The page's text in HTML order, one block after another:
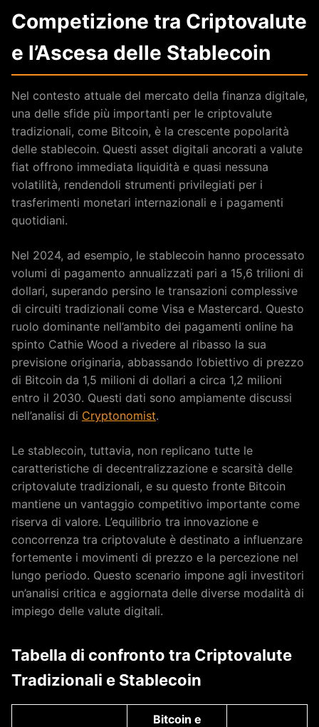
Competizione tra Criptovalute
e l’Ascesa delle Stablecoin
Nel contesto attuale del mercato della finanza digitale,
una delle sfide più importanti per le criptovalute
tradizionali, come Bitcoin, è la crescente popolarità
delle stablecoin. Questi asset digitali ancorati a valute
fiat offrono immediata liquidità e quasi nessuna
volatilità, rendendoli strumenti privilegiati per i
trasferimenti monetari internazionali e i pagamenti
quotidiani.
Nel 2024, ad esempio, le stablecoin hanno processato
volumi di pagamento annualizzati pari a 15,6 trilioni di
dollari, superando persino le transazioni complessive
di circuiti tradizionali come Visa e Mastercard. Questo
ruolo dominante nell’ambito dei pagamenti online ha
spinto Cathie Wood a rivedere al ribasso la sua
previsione originaria, abbassando l’obiettivo di prezzo
di Bitcoin da 1,5 milioni di dollari a circa 1,2 milioni
entro il 2030. Questi dati sono ampiamente discussi
nell’analisi di Cryptonomist.
Le stablecoin, tuttavia, non replicano tutte le
caratteristiche di decentralizzazione e scarsità delle
criptovalute tradizionali, e su questo fronte Bitcoin
mantiene un vantaggio competitivo importante come
riserva di valore. L’equilibrio tra innovazione e
concorrenza tra criptovalute è destinato a influenzare
fortemente i movimenti di prezzo e la percezione nel
lungo periodo. Questo scenario impone agli investitori
un’analisi critica e aggiornata delle diverse modalità di
impiego delle valute digitali.
Tabella di confronto tra Criptovalute
Tradizionali e Stablecoin
Bitcoin e